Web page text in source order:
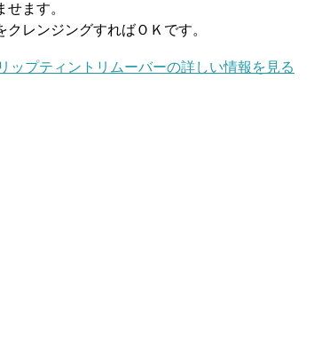
ます。
レンジングすればＯＫです。
ップティントリムーバーの詳しい情報を見る